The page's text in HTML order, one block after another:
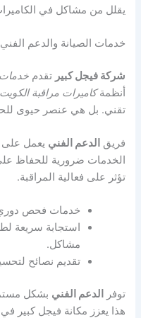
يقلل من مشاكل في
خدمات الصيانة والدعم
شركة فيجل كبير تقدمخدمات
أنظمةكاميرات مراقبة الكويت
تقني. بل هي عنصر حيوى
فريق الدعم الفني يعمل على
الخدمات ضرورية للحفاظ
تؤثر على فعالية المراقبة.
خدمات فحص دوري
استجابة سريعة
مشاكل.
تقديم نصائح
توفر الدعم الفني بشكل
هذا يعزز مكانة فيجل كبير